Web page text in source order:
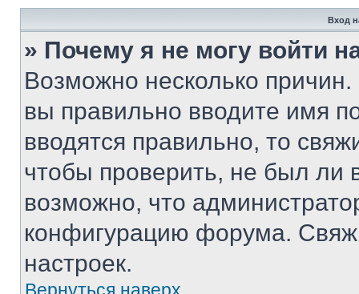
Вход
» Почему я не могу войти
Возможно несколько
вы правильно вводите имя
вводятся правильно, то
чтобы проверить, не был ли
возможно, что
конфигурацию форума.
настроек.